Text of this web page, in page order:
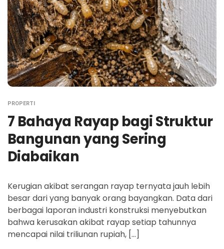
PROPERTI
7 Bahaya Rayap bagi Struktur
Bangunan yang Sering
Diabaikan
Kerugian akibat serangan rayap ternyata jauh lebih
besar dari yang banyak orang bayangkan. Data dari
berbagai laporan industri konstruksi menyebutkan
bahwa kerusakan akibat rayap setiap tahunnya
mencapai nilai triliunan rupiah, […]